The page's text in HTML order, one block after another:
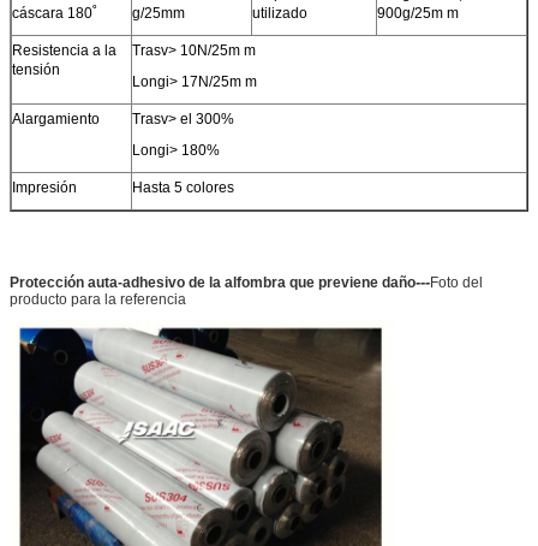
PRESENTACIóN
cáscara 180˚
g/25mm
utilizado
900g/25m m
Resistencia a la
tensión
Trasv> 10N/25m m
Longi> 17N/25m m
Alargamiento
Trasv> el 300%
Longi> 180%
Impresión Hasta 5 colores
Protección auta-adhesivo de la alfombra que previene daño---Foto del
producto para la referencia